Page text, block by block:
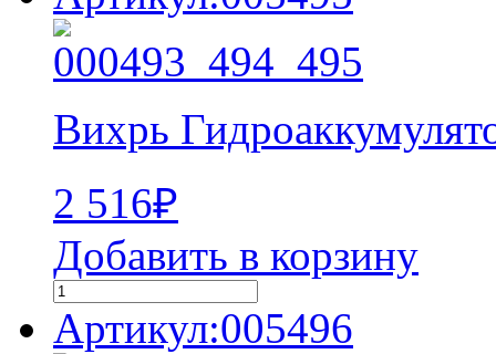
Вихрь
2 516₽
Добавить в корзину
Артикул:005496